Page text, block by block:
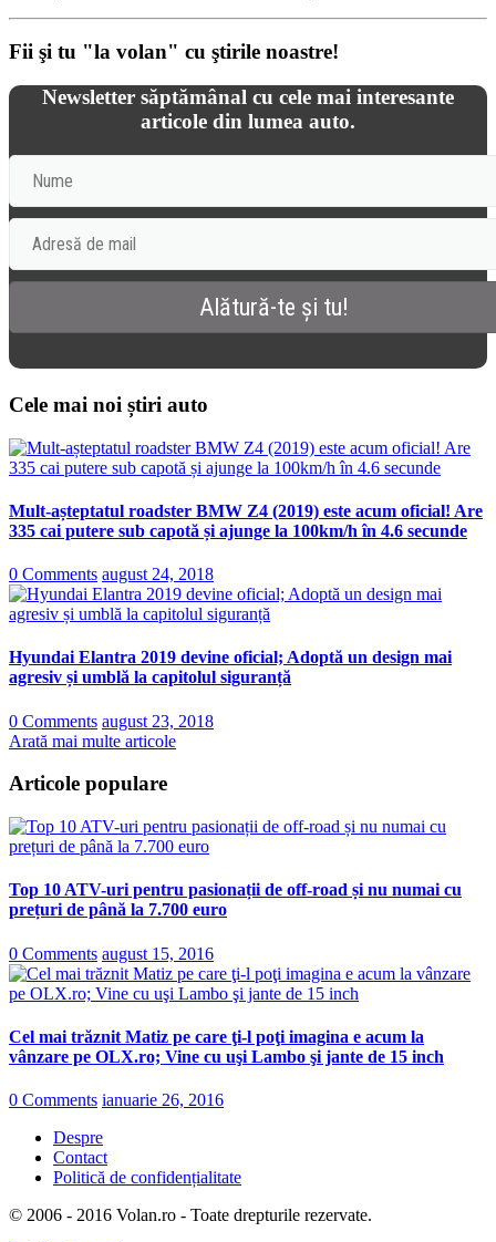
Fii şi tu "la volan" cu ştirile noastre!
Newsletter săptămânal cu cele mai interesante
articole din lumea auto.
Cele mai noi știri auto
Mult-așteptatul roadster BMW Z4 (2019) este acum oficial! Are
335 cai putere sub capotă și ajunge la 100km/h în 4.6 secunde
0 Comments august 24, 2018
Hyundai Elantra 2019 devine oficial; Adoptă un design mai
agresiv și umblă la capitolul siguranță
0 Comments august 23, 2018
Arată mai multe articole
Articole populare
Top 10 ATV-uri pentru pasionații de off-road și nu numai cu
prețuri de până la 7.700 euro
0 Comments august 15, 2016
Cel mai trăznit Matiz pe care ţi-l poţi imagina e acum la
vânzare pe OLX.ro; Vine cu uşi Lambo şi jante de 15 inch
0 Comments ianuarie 26, 2016
Despre
Contact
Politică de confidențialitate
© 2006 - 2016 Volan.ro - Toate drepturile rezervate.